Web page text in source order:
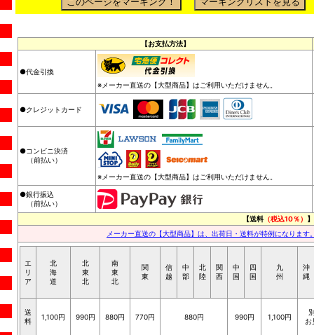
【お支払方法】
●代金引換
※メーカー直送の【大型商品】はご利用いただけません。
●クレジットカード
●コンビニ決済
（前払い）
※メーカー直送の【大型商品】はご利用いただけません。
●銀行振込
（前払い）
【送料 （税込10％） 】
メーカー直送の【大型商品】は、出荷日・送料が特例になりま
エ
リ
ア
北
海
道
北
東
北
南
東
北
関
東
信
越
中
部
北
陸
関
西
中
国
四
国
九
州
沖
縄
送
料
1,100円 990円 880円 770円 880円 990円 1,100円
お